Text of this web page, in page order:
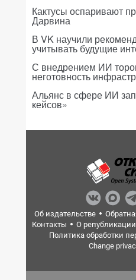
Кактусы оспаривают
Дарвина
В VK научили
учитывать будущие
С внедрением ИИ
неготовность
Альянс в сфере ИИ
кейсов»
Об издательстве
Контакты
О републикации
Политика обработки
Change